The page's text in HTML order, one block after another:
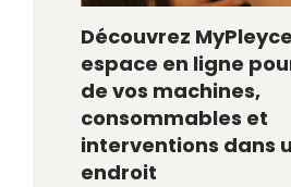
Découvrez
espace en ligne
de vos machines,
consommables et
interventions dans
endroit